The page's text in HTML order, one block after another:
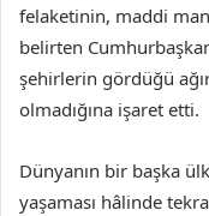
felaketinin, maddi
belirten
şehirlerin gördüğü
olmadığına işaret etti.
Dünyanın bir başka
yaşaması hâlinde